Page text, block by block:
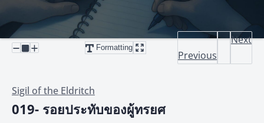
Formatting
Previous
Next
Sigil of the Eldritch
019- รอยประทับของผู้ทรยศ